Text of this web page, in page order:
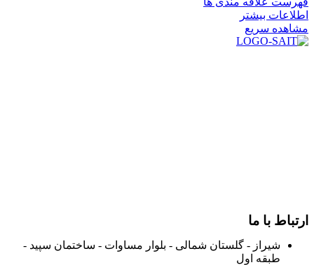
اطلاعات بیشتر
مشاهده سریع
ارتباط با ما
شیراز - گلستان شمالی - بلوار مساوات - ساختمان سپید -
طبقه اول